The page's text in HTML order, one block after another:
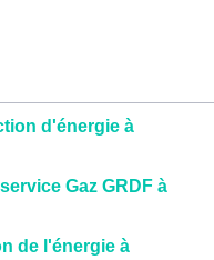
d'énergie à
Gaz GRDF à
de l'énergie à